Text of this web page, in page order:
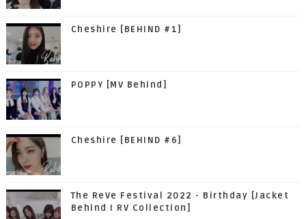
Cheshire [BEHIND #1]
POPPY [MV Behind]
Cheshire [BEHIND #6]
The ReVe Festival 2022 - Birthday [Jacket
Behind I RV Collection]